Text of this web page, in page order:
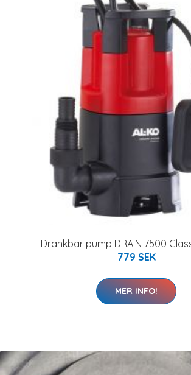
Dränkbar pump DRAIN 7500
779 SEK
MER INFO!